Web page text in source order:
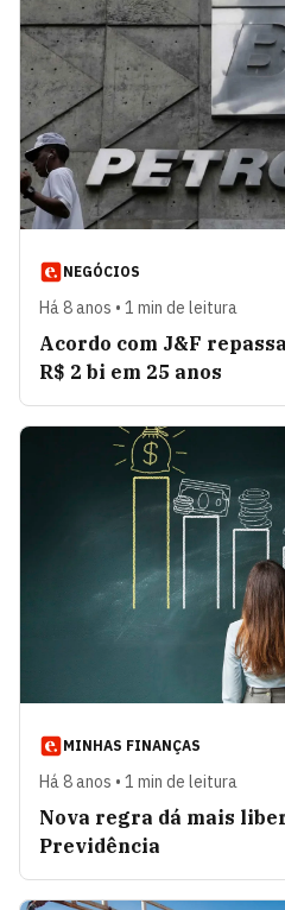
NEGÓCIOS
Há 8 anos • 1 min de leitura
Acordo com J&F
R$ 2 bi em 25 anos
MINHAS FINANÇAS
Há 8 anos • 1 min de leitura
Nova regra dá mais
Previdência